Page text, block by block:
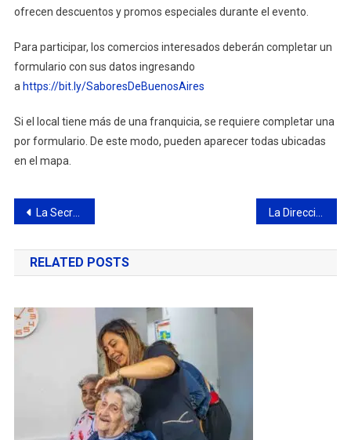
ofrecen descuentos y promos especiales durante el evento.
Para participar, los comercios interesados deberán completar un
formulario con sus datos ingresando
a https://bit.ly/SaboresDeBuenosAires
Si el local tiene más de una franquicia, se requiere completar una
por formulario. De este modo, pueden aparecer todas ubicadas
en el mapa.
Navegación
de
entradas
La Secretaría de Salud lanza una nueva campaña de prevención contra el dengue La Dirección de Tránsito secuestró dos vehículos por alcoholemia positiva
RELATED POSTS